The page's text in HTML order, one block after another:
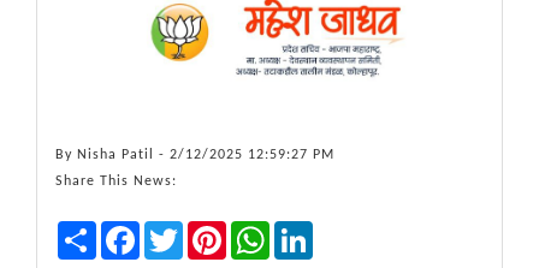
By Nisha Patil
- 2/12/2025 12:59:27 PM
Share This News:
Share FacebookTwitter PinterestWhatsApp